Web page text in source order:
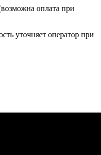
оплата при
уточняет оператор при